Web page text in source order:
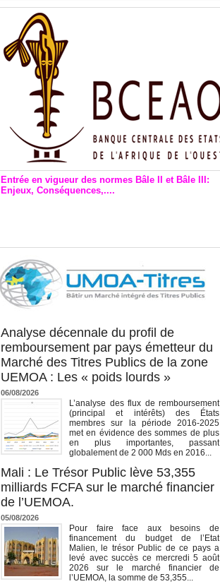
Entrée en vigueur des normes Bâle II et Bâle III:
Enjeux, Conséquences,....
Analyse décennale du profil de
remboursement par pays émetteur du
Marché des Titres Publics de la zone
UEMOA : Les « poids lourds »
06/08/2026
L’analyse des flux de remboursement
(principal et intérêts) des États
membres sur la période 2016-2025
met en évidence des sommes de plus
en plus importantes, passant
globalement de 2 000 Mds en 2016...
Mali : Le Trésor Public lève 53,355
milliards FCFA sur le marché financier
de l’UEMOA.
05/08/2026
Pour faire face aux besoins de
financement du budget de l’Etat
Malien, le trésor Public de ce pays a
levé avec succès ce mercredi 5 août
2026 sur le marché financier de
l’UEMOA, la somme de 53,355...